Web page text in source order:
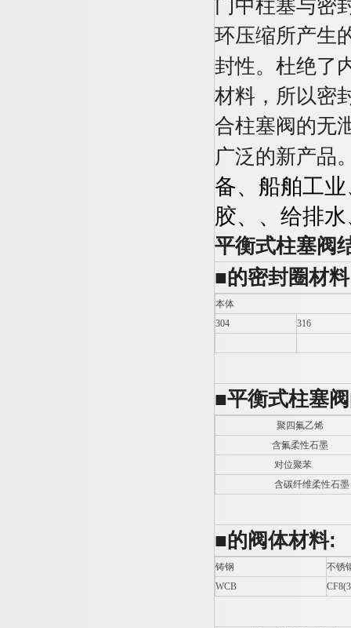
门中柱塞与密
环压缩所产生
封性。杜绝了
材料，所以密
合柱塞阀的无
广泛的新产品
备、船舶工
胶、、给排
平衡式柱塞阀
■的密封圈材料
本体
304
316
■平衡式柱塞
聚四氟乙烯
含氟柔性石墨
对位聚苯
含碳纤维柔性石墨
■的阀体材料:
铸钢
不锈
WCB